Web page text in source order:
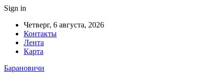
Sign in
Четверг, 6 августа, 2026
Контакты
Лента
Карта
Барановичи